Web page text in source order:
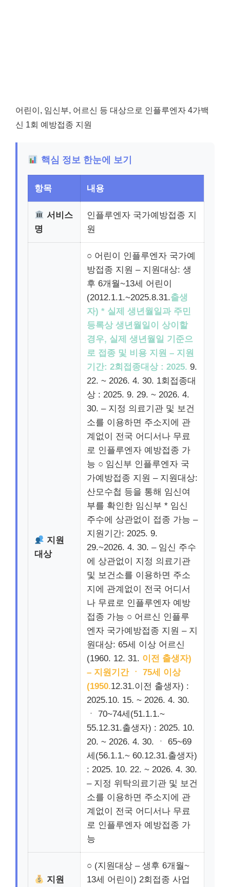
어린이, 임신부, 어르신 등 대상으로 인플루엔자 4가백
신 1회 예방접종 지원
핵심 정보 한눈에 보기
항목 내용
서비스
명
인플루엔자 국가예방접종 지
원
지원
대상
○ 어린이 인플루엔자 국가예
방접종 지원 – 지원대상: 생
후 6개월~13세 어린이
(2012.1.1.~2025.8.31.출생
자) * 실제 생년월일과 주민
등록상 생년월일이 상이할
경우, 실제 생년월일 기준으
로 접종 및 비용 지원 – 지원
기간: 2회접종대상 : 2025. 9.
22. ~ 2026. 4. 30. 1회접종대
상 : 2025. 9. 29. ~ 2026. 4.
30. – 지정 의료기관 및 보건
소를 이용하면 주소지에 관
계없이 전국 어디서나 무료
로 인플루엔자 예방접종 가
능 ○ 임신부 인플루엔자 국
가예방접종 지원 – 지원대상:
산모수첩 등을 통해 임신여
부를 확인한 임신부 * 임신
주수에 상관없이 접종 가능 –
지원기간: 2025. 9.
29.~2026. 4. 30. – 임신 주수
에 상관없이 지정 의료기관
및 보건소를 이용하면 주소
지에 관계없이 전국 어디서
나 무료로 인플루엔자 예방
접종 가능 ○ 어르신 인플루
엔자 국가예방접종 지원 – 지
원대상: 65세 이상 어르신
(1960. 12. 31. 이전 출생자)
– 지원기간 ㆍ 75세 이상
(1950.12.31.이전 출생자) :
2025.10. 15. ~ 2026. 4. 30.
ㆍ 70~74세(51.1.1.~
55.12.31.출생자) : 2025. 10.
20. ~ 2026. 4. 30. ㆍ 65~69
세(56.1.1.~ 60.12.31.출생자)
: 2025. 10. 22. ~ 2026. 4. 30.
– 지정 위탁의료기관 및 보건
소를 이용하면 주소지에 관
계없이 전국 어디서나 무료
로 인플루엔자 예방접종 가
능
지원
○ (지원대상 – 생후 6개월~
13세 어린이) 2회접종 사업